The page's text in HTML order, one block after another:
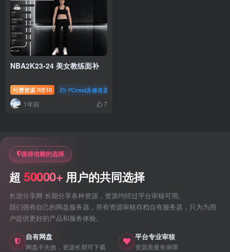
NBA2K23-24 美女教练面补
付费资源 R币10 PCmod及修改器
1年前 7
值得信赖的选择
超50000+ 用户的共同选择
长游分享网 长期分享各种资源，资源均经过平台审核可用。
我们拥有自己的网盘服务器，所有资源审核存档自有服务器，只为为用
户提供更好的产品和服务体验。
自有网盘
网盘不失效，资源长期可下载
平台专业审核
资源质量有保障